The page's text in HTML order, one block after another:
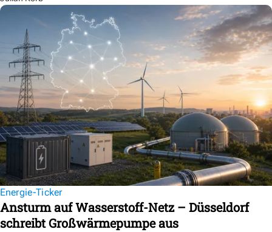
Energie-Ticker
Ansturm auf Wasserstoff-Netz – Düsseldorf
schreibt Großwärmepumpe aus